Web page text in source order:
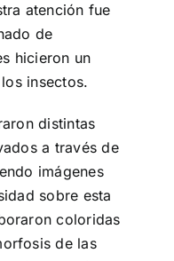
atención fue
de
hicieron un
insectos.
distintas
a través de
imágenes
sobre esta
coloridas
de las